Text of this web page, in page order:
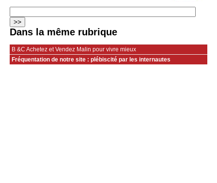
Dans la même rubrique
B &C Achetez et Vendez Malin pour vivre mieux
Fréquentation de notre site : plébiscité par les internautes